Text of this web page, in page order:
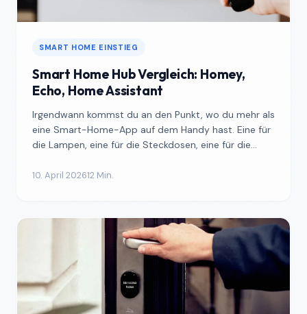
SMART HOME EINSTIEG
Smart Home Hub Vergleich: Homey,
Echo, Home Assistant
Irgendwann kommst du an den Punkt, wo du mehr als
eine Smart-Home-App auf dem Handy hast. Eine für
die Lampen, eine für die Steckdosen, eine für die
10. April 202612 Min.